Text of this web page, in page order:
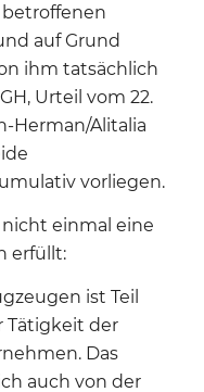
auf Grund
ihm tatsächlich
Urteil vom 22.
Herman/Alitalia
vorliegen.
einmal eine
erfüllt:
ist Teil
Tätigkeit der
Das
auch von der